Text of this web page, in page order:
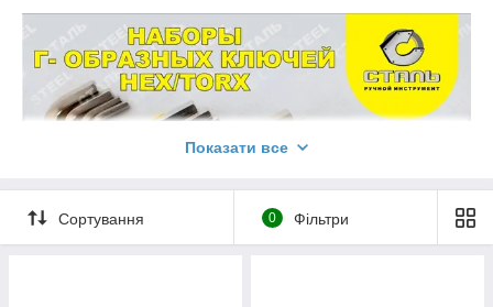
Показати все
Сортування 0 Фільтри